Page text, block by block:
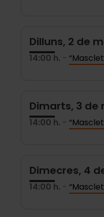
Dilluns, 2 de
14:00 h. -
Dimarts, 3 de
14:00 h. -
Dimecres, 4
14:00 h. -